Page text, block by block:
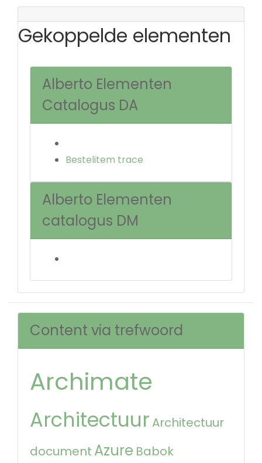
Gekoppelde elementen
Alberto Elementen
Catalogus DA
Bestelitem trace
Alberto Elementen
catalogus DM
Content via trefwoord
Archimate
Architectuur Architectuur
document Azure Babok